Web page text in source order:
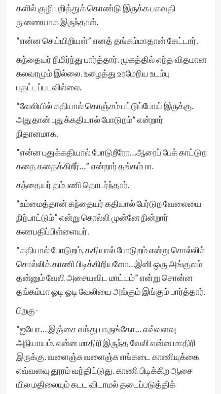
களில் குழி பறித்துக் கொண்டு இருக்க பகவதி
துணையாக இருந்தாள்.
“என்ன செய்யிறியள்” எனத் தங்கம்மாதான் கேட்டார்.
கந்தையர் நிமிர்ந்து பார்த்தார். முகத்தில் எந்த விதமான
கலவரமும் இல்லை. உழைத்து உரமேறிய உடம்பு
பதட்டப்படவில்லை.
“வேலியில் கதியால் கொஞ்சம் பட்டுப்போய் இருக்கு.
அதுதான் புதுக்கதியால் போடுறம்” என்றார்
நிதானமாக.
“என்ன புதுக்கதியால் போடுறீரோ…ஆரைப் பேக் காட்டுற
கதை கதைக்கிறீர்…” என்றார் தங்கம்மா.
கந்தையர் தம்பணி தொடர்ந்தார்.
“உம்மைத்தான் கந்தையர் கதியால் பேர்டுற வேலையை
நிற்பாட்டும்” என்று சொல்லி முன்னே நின்றார்
கணபதிப்பிள்ளையர்.
“கதியால் போடுறம், கதியால் போடுறம் என்று சொல்லிச்
சொல்லிக் காணி பிடிக்கிறியளோ…இனி ஒரு அங்குலம்
தன்னும் வேலி அசையவிட மாட்டம்” என்று சொன்ன
தங்கம்மா ஓடி ஓடி வேலியை அங்கும் இங்கும் பார்த்தார்.
பிறகு-
“ஐயோ… இஞ்சை வந்து பாருங்கோ… எவ்வளவு
அநியாயம். என்ன மாதிரி இருந்த வேலி என்ன மாதிரி
இருக்கு. வளைஞ்சு வளைஞ்சு எங்கடை காணியுக்கை
எவ்வளவு தூரம் வந்திட்டுது. காணி பிடிக்கிற ஆசை
யில மதிலையும் கடட விடாமல் தடைப்படுத்திக்